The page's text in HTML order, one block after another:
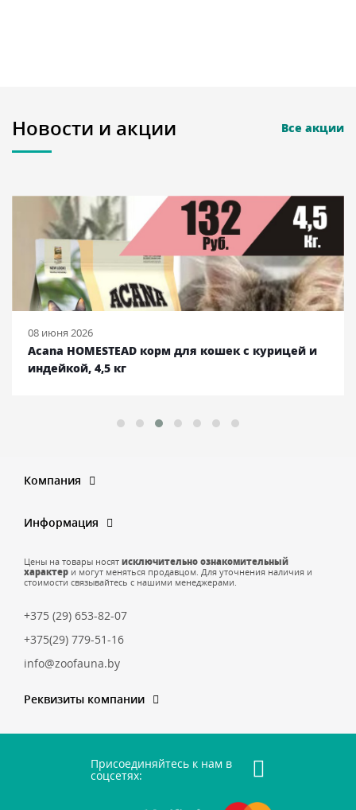
Новости и акции Все акции
25 сентября 2025
Ambrosia корм для собак с курицей и лососем,
12 кг
Компания
Информация
Цены на товары носят исключительно ознакомительный
характер и могут меняться продавцом. Для уточнения наличия и
стоимости связывайтесь с нашими менеджерами.
+375 (29) 653-82-07
+375(29) 779-51-16
info@zoofauna.by
Реквизиты компании
Присоединяйтесь к нам в
соцсетях: